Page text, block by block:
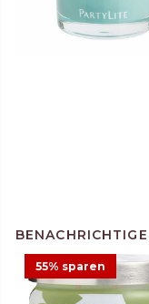
55% sparen